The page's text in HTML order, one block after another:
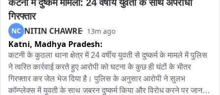
कटनी में दुष्कर्म मामला: 24 वर्षीय युवती के साथ अपराधी
गिरफ्तार
NC NITIN CHAWRE 13m ago
Katni, Madhya Pradesh:
कटनी के कुठला थाना क्षेत्र में 24 वर्षीय युवती से दुष्कर्म के मामले में पुलिस
ने त्वरित कार्रवाई करते हुए आरोपी को घटना के कुछ ही घंटों के भीतर
गिरफ्तार कर जेल भेज दिया है। पुलिस के अनुसार आरोपी ने सुलभ
कॉम्प्लेक्स में युवती के साथ जबरन दुष्कर्म किया और विरोध करने पर जान से